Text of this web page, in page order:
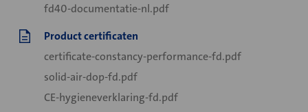
fd40-documentatie-nl.pdf
Product certificaten
certificate-constancy-performance-fd.pdf
solid-air-dop-fd.pdf
CE-hygieneverklaring-fd.pdf